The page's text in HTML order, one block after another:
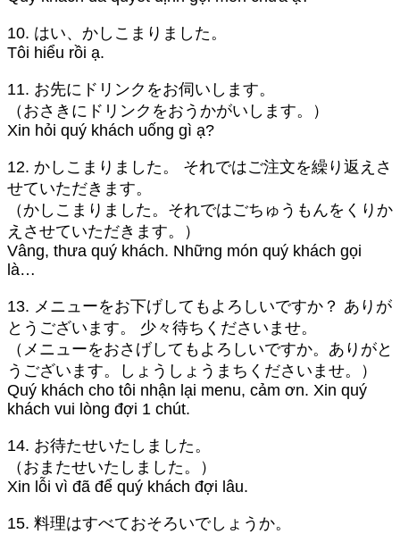
10. はい、かしこまりました。
Tôi hiểu rồi ạ.
11. お先にドリンクをお伺いします。
（おさきにドリンクをおうかがいします。）
Xin hỏi quý khách uống gì ạ?
12. かしこまりました。 それではご注文を繰り返えさ
せていただきます。
（かしこまりました。それではごちゅうもんをくりか
えさせていただきます。）
Vâng, thưa quý khách. Những món quý khách gọi
là…
13. メニューをお下げしてもよろしいですか？ ありが
とうございます。 少々待ちくださいませ。
（メニューをおさげしてもよろしいですか。ありがと
うございます。しょうしょうまちくださいませ。）
Quý khách cho tôi nhận lại menu, cảm ơn. Xin quý
khách vui lòng đợi 1 chút.
14. お待たせいたしました。
（おまたせいたしました。）
Xin lỗi vì đã để quý khách đợi lâu.
15. 料理はすべておそろいでしょうか。